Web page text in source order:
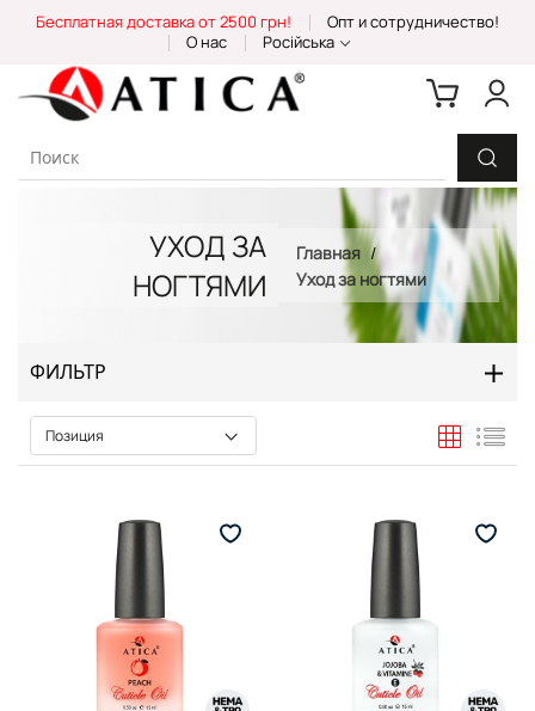
Content
Бесплатная доставка от 2500 грн!
Опт и сотрудничество!
О нас
Російська
УХОД ЗА
НОГТЯМИ
Главная
Уход за ногтями
ФИЛЬТР
Сетка